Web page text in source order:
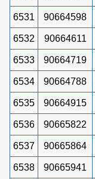
6531 90664598
6532 90664611
6533 90664719
6534 90664788
6535 90664915
6536 90665822
6537 90665864
6538 90665941